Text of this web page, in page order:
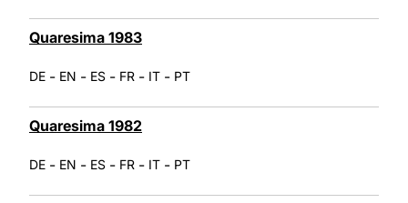
Quaresima 1983
DE - EN - ES - FR - IT - PT
Quaresima 1982
DE - EN - ES - FR - IT - PT